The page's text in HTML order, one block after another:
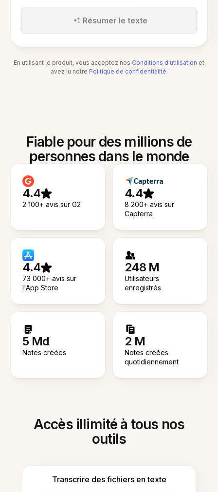
Résumer le texte
En utilisant le produit, vous acceptez nos Conditions d'utilisation et
avez lu notre Politique de confidentialité.
Fiable pour des millions de
personnes dans le monde
4.4
2 100+ avis sur G2
4.4
8 200+ avis sur
Capterra
4.4
73 000+ avis sur
l'App Store
248 M
Utilisateurs
enregistrés
5 Md
Notes créées
2 M
Notes créées
quotidiennement
Accès illimité à tous nos
outils
Transcrire des fichiers en texte